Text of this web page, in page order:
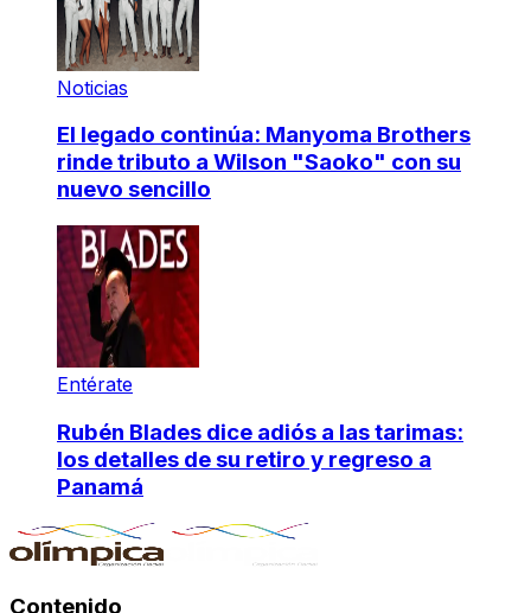
Noticias
El legado continúa: Manyoma Brothers
rinde tributo a Wilson "Saoko" con su
nuevo sencillo
Entérate
Rubén Blades dice adiós a las tarimas:
los detalles de su retiro y regreso a
Panamá
Contenido